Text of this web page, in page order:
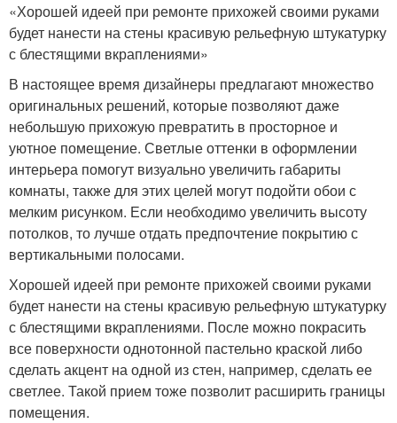
«Хорошей идеей при ремонте прихожей своими руками
будет нанести на стены красивую рельефную штукатурку
с блестящими вкраплениями»
В настоящее время дизайнеры предлагают множество
оригинальных решений, которые позволяют даже
небольшую прихожую превратить в просторное и
уютное помещение. Светлые оттенки в оформлении
интерьера помогут визуально увеличить габариты
комнаты, также для этих целей могут подойти обои с
мелким рисунком. Если необходимо увеличить высоту
потолков, то лучше отдать предпочтение покрытию с
вертикальными полосами.
Хорошей идеей при ремонте прихожей своими руками
будет нанести на стены красивую рельефную штукатурку
с блестящими вкраплениями. После можно покрасить
все поверхности однотонной пастельно краской либо
сделать акцент на одной из стен, например, сделать ее
светлее. Такой прием тоже позволит расширить границы
помещения.